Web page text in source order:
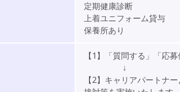
定期健康診断
上着ユニフォーム貸与
保養所あり
【1】「質問する」「応
↓
【2】キャリアパートナ